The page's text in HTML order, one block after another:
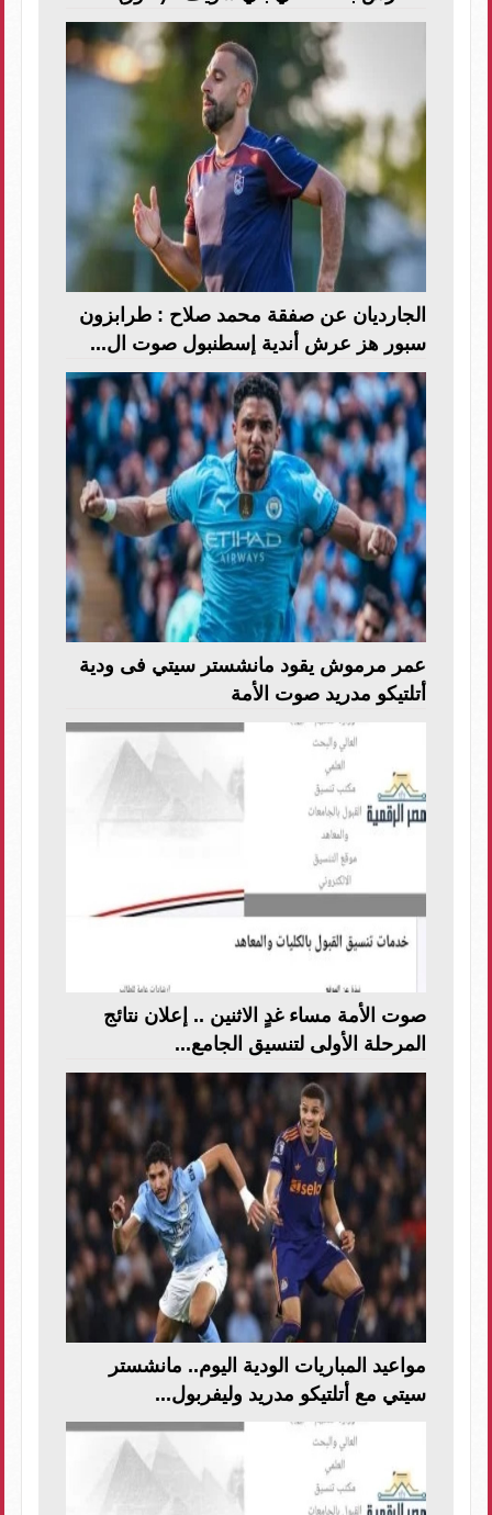
الجارديان عن صفقة محمد صلاح : طرابزون
سبور هز عرش أندية إسطنبول صوت ال...
عمر مرموش يقود مانشستر سيتي فى ودية
أتلتيكو مدريد صوت الأمة
صوت الأمة مساء غدٍ الاثنين .. إعلان نتائج
المرحلة الأولى لتنسيق الجامع...
مواعيد المباريات الودية اليوم.. مانشستر
سيتي مع أتلتيكو مدريد وليفربول...